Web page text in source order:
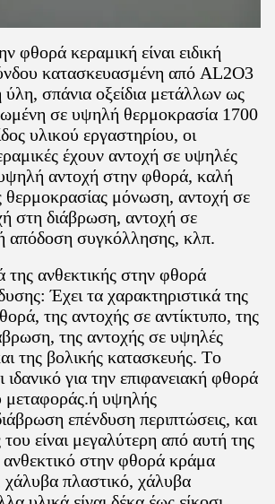
φθορά κεραμική είναι ειδική
κατασκευασμένη από AL2O3
σπάνια οξείδια μετάλλων ως
σε υψηλή θερμοκρασία 1700
υλικού εργαστηρίου, οι
έχουν αντοχή σε υψηλές
αντοχή στην φθορά, καλή
μόνωση, αντοχή σε
στη διάβρωση, αντοχή σε
απόδοση συγκόλλησης, κλπ.
της ανθεκτικής στην φθορά
Έχει τα χαρακτηριστικά της
της αντοχής σε αντίκτυπο, της
της αντοχής σε υψηλές
της βολικής κατασκευής. Το
ιδανικό για την επιφανειακή φθορά
μεταφοράς.ή υψηλής
επένδυση περιπτώσεις, και
του είναι μεγαλύτερη από αυτή της
ανθεκτικό στην φθορά κράμα
πλαστικό, χάλυβα